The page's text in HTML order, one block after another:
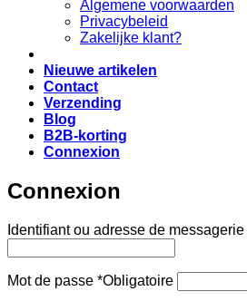
Algemene voorwaarden
Privacybeleid
Zakelijke klant?
Nieuwe artikelen
Contact
Verzending
Blog
B2B-korting
Connexion
Connexion
Identifiant ou adresse de messagerie
Mot de passe *Obligatoire